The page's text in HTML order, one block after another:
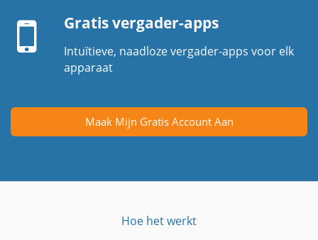
apparaatGratis vergader-apps
Intuïtieve, naadloze vergader-apps voor elk
apparaat
Maak Mijn Gratis Account Aan
Hoe het werkt